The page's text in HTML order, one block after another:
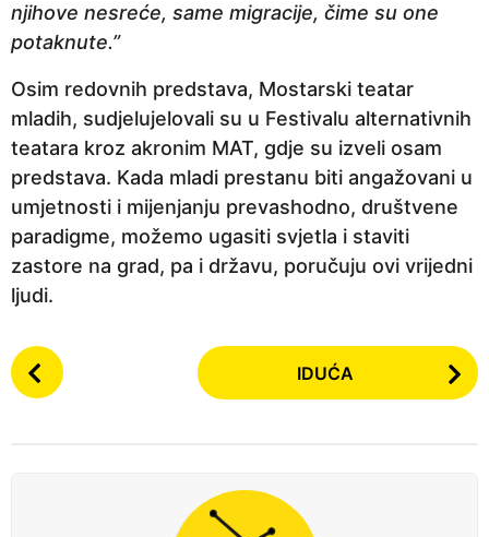
njihove nesreće, same migracije, čime su one
potaknute.”
Osim redovnih predstava, Mostarski teatar
mladih, sudjelujelovali su u Festivalu alternativnih
teatara kroz akronim MAT, gdje su izveli osam
predstava. Kada mladi prestanu biti angažovani u
umjetnosti i mijenjanju prevashodno, društvene
paradigme, možemo ugasiti svjetla i staviti
zastore na grad, pa i državu, poručuju ovi vrijedni
ljudi.
P
o
IDUĆA